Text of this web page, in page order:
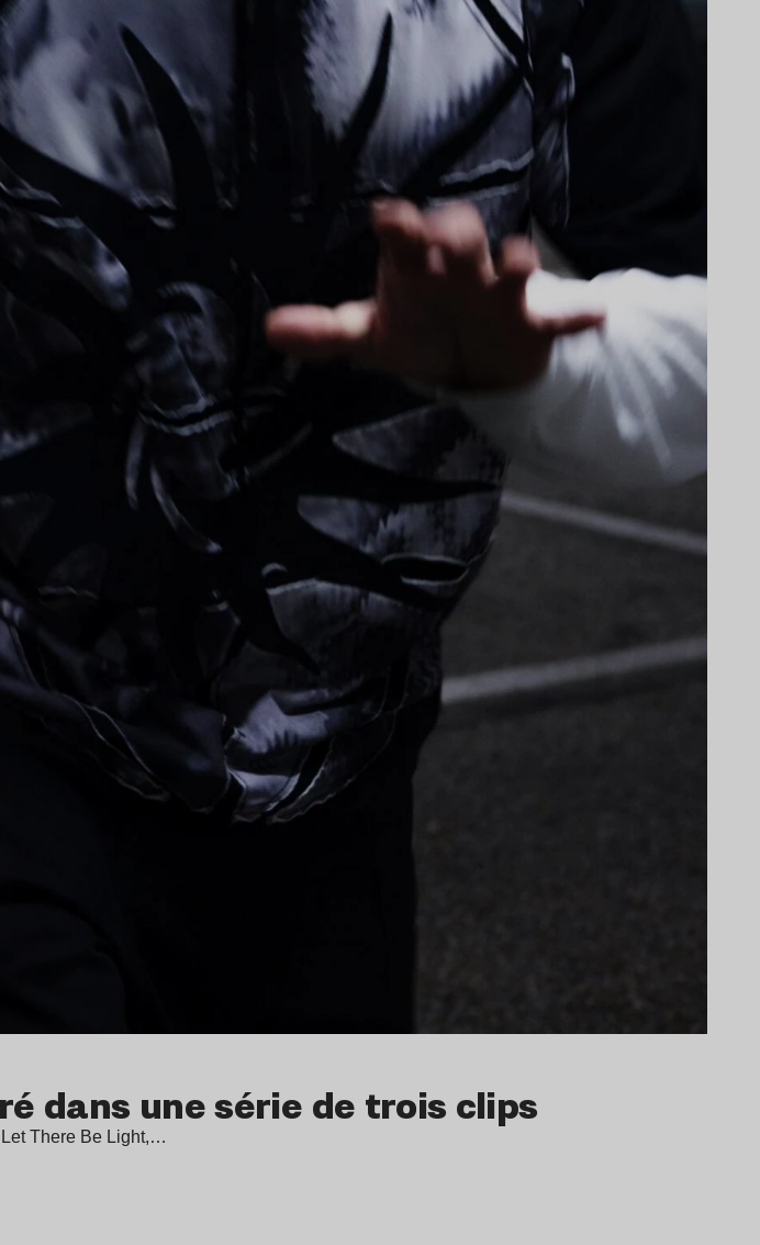
dans une série de trois clips
There Be Light,…